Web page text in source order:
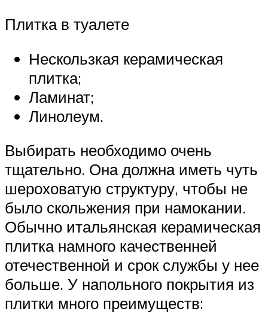
Плитка в туалете
Нескользкая керамическая
плитка;
Ламинат;
Линолеум.
Выбирать необходимо очень
тщательно. Она должна иметь чуть
шероховатую структуру, чтобы не
было скольжения при намокании.
Обычно итальянская керамическая
плитка намного качественней
отечественной и срок службы у нее
больше. У напольного покрытия из
плитки много преимуществ: